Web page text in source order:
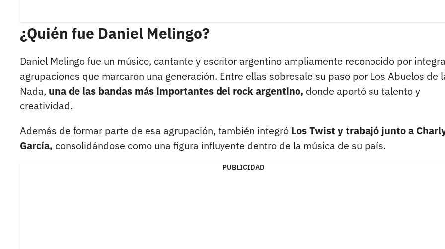
¿Quién fue Daniel Melingo?
Daniel Melingo fue un músico, cantante y escritor argentino ampliamente reconocido por
agrupaciones que marcaron una generación. Entre ellas sobresale su paso por Los Abuelos de
Nada, una de las bandas más importantes del rock argentino, donde aportó su talento y
creatividad.
Además de formar parte de esa agrupación, también integró Los Twist y trabajó junto a
García, consolidándose como una figura influyente dentro de la música de su país.
PUBLICIDAD